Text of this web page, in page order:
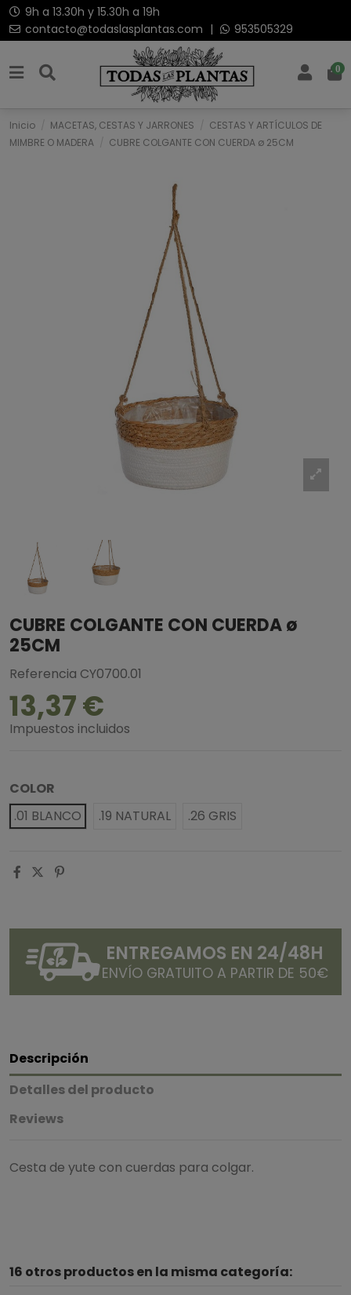
9h a 13.30h y 15.30h a 19h
contacto@todaslasplantas.com | 953505329
0
Inicio MACETAS, CESTAS Y JARRONES
CESTAS Y ARTÍCULOS DE
MIMBRE O MADERA
CUBRE COLGANTE CON CUERDA ø 25CM
CUBRE COLGANTE CON CUERDA ø
25CM
Referencia CY0700.01
13,37 €
Impuestos incluidos
COLOR
.01 BLANCO
.19 NATURAL .26 GRIS
ENTREGAMOS EN 24/48H
ENVÍO GRATUITO A PARTIR DE 50€
Descripción
Detalles del producto
Reviews
Cesta de yute con cuerdas para colgar.
16 otros productos en la misma categoría: